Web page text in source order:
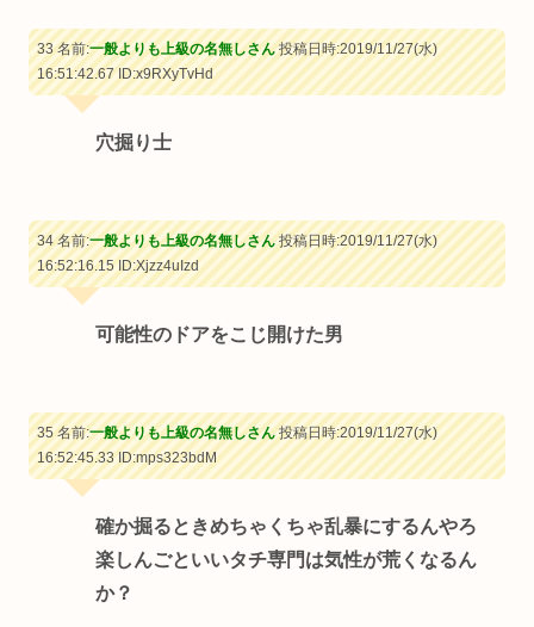
33 名前:一般よりも上級の名無しさん投稿日時:2019/11/27(水)
16:51:42.67ID:x9RXyTvHd
穴掘り士
34 名前:一般よりも上級の名無しさん投稿日時:2019/11/27(水)
16:52:16.15ID:Xjzz4uIzd
可能性のドアをこじ開けた男
35 名前:一般よりも上級の名無しさん投稿日時:2019/11/27(水)
16:52:45.33ID:mps323bdM
確か掘るときめちゃくちゃ乱暴にするんやろ
楽しんごといいタチ専門は気性が荒くなるん
か？